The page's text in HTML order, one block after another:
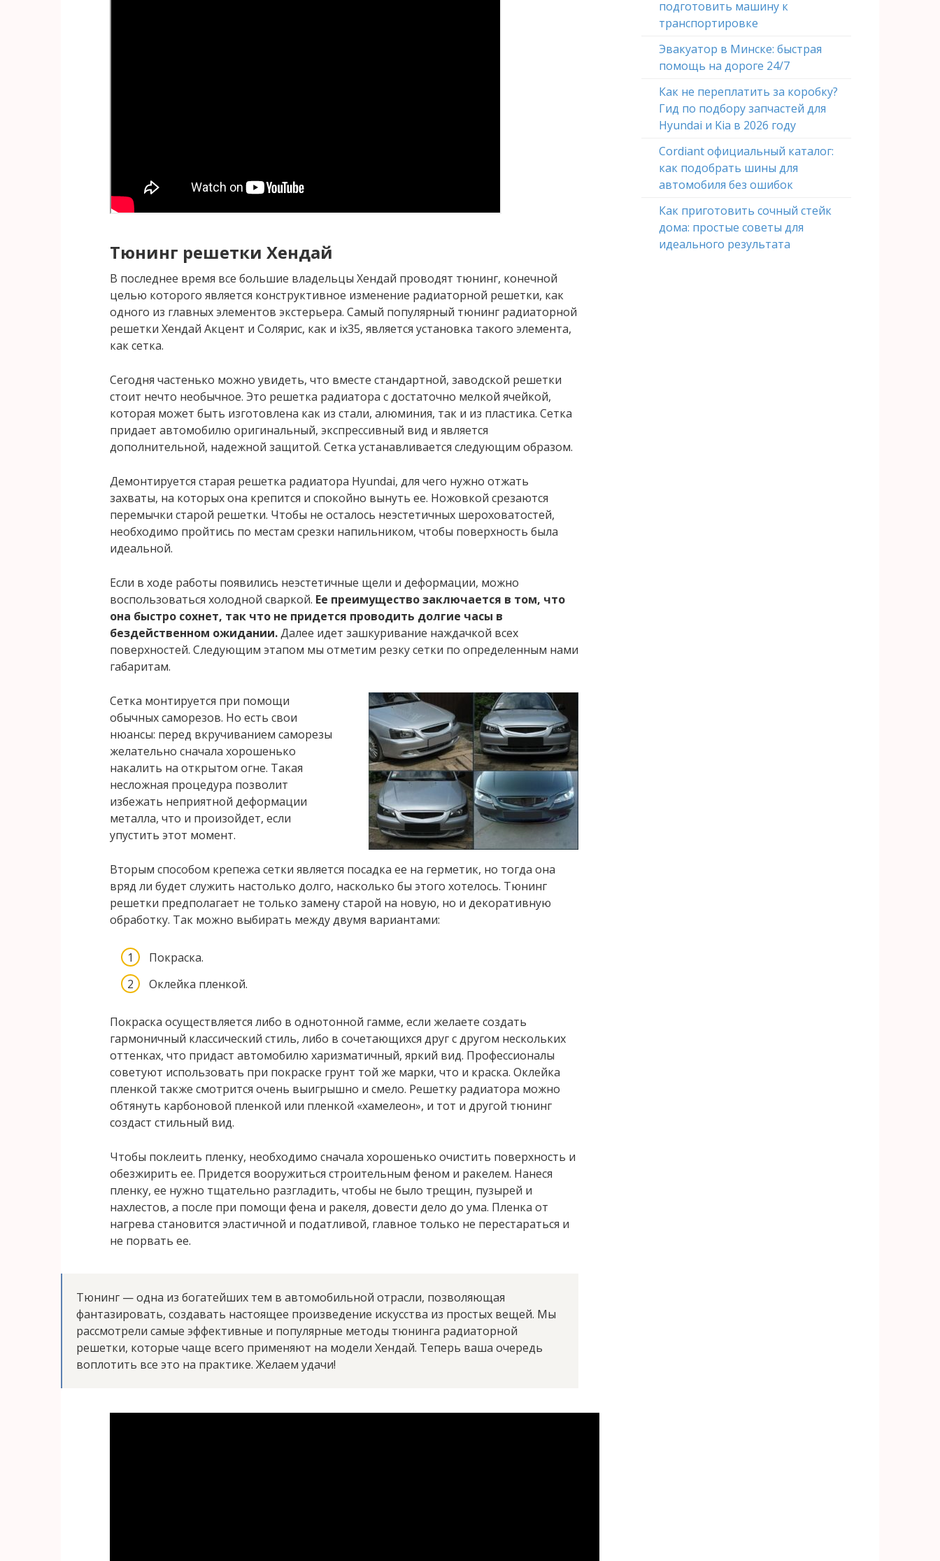
Тюнинг решетки Хендай
В последнее время все большие владельцы Хендай проводят тюнинг, конечной
целью которого является конструктивное изменение радиаторной решетки, как
одного из главных элементов экстерьера. Самый популярный тюнинг радиаторной
решетки Хендай Акцент и Солярис, как и ix35, является установка такого элемента,
как сетка.
Сегодня частенько можно увидеть, что вместе стандартной, заводской решетки
стоит нечто необычное. Это решетка радиатора с достаточно мелкой ячейкой,
которая может быть изготовлена как из стали, алюминия, так и из пластика. Сетка
придает автомобилю оригинальный, экспрессивный вид и является
дополнительной, надежной защитой. Сетка устанавливается следующим образом.
Демонтируется старая решетка радиатора Hyundai, для чего нужно отжать
захваты, на которых она крепится и спокойно вынуть ее. Ножовкой срезаются
перемычки старой решетки. Чтобы не осталось неэстетичных шероховатостей,
необходимо пройтись по местам срезки напильником, чтобы поверхность была
идеальной.
Если в ходе работы появились неэстетичные щели и деформации, можно
воспользоваться холодной сваркой. Ее преимущество заключается в том, что
она быстро сохнет, так что не придется проводить долгие часы в
бездейственном ожидании.Далее идет зашкуривание наждачкой всех
поверхностей. Следующим этапом мы отметим резку сетки по определенным нами
габаритам.
Сетка монтируется при помощи
обычных саморезов. Но есть свои
нюансы: перед вкручиванием саморезы
желательно сначала хорошенько
накалить на открытом огне. Такая
несложная процедура позволит
избежать неприятной деформации
металла, что и произойдет, если
упустить этот момент.
Вторым способом крепежа сетки является посадка ее на герметик, но тогда она
вряд ли будет служить настолько долго, насколько бы этого хотелось. Тюнинг
решетки предполагает не только замену старой на новую, но и декоративную
обработку. Так можно выбирать между двумя вариантами:
Покраска.
Оклейка пленкой.
Покраска осуществляется либо в однотонной гамме, если желаете создать
гармоничный классический стиль, либо в сочетающихся друг с другом нескольких
оттенках, что придаст автомобилю харизматичный, яркий вид. Профессионалы
советуют использовать при покраске грунт той же марки, что и краска. Оклейка
пленкой также смотрится очень выигрышно и смело. Решетку радиатора можно
обтянуть карбоновой пленкой или пленкой «хамелеон», и тот и другой тюнинг
создаст стильный вид.
Чтобы поклеить пленку, необходимо сначала хорошенько очистить поверхность и
обезжирить ее. Придется вооружиться строительным феном и ракелем. Нанеся
пленку, ее нужно тщательно разгладить, чтобы не было трещин, пузырей и
нахлестов, а после при помощи фена и ракеля, довести дело до ума. Пленка от
нагрева становится эластичной и податливой, главное только не перестараться и
не порвать ее.
Тюнинг — одна из богатейших тем в автомобильной отрасли, позволяющая
фантазировать, создавать настоящее произведение искусства из простых вещей. Мы
рассмотрели самые эффективные и популярные методы тюнинга радиаторной
решетки, которые чаще всего применяют на модели Хендай. Теперь ваша очередь
воплотить все это на практике. Желаем удачи!
подготовить машину к
транспортировке
Эвакуатор в Минске: быстрая
помощь на дороге 24/7
Как не переплатить за коробку?
Гид по подбору запчастей для
Hyundai и Kia в 2026 году
Cordiant официальный каталог:
как подобрать шины для
автомобиля без ошибок
Как приготовить сочный стейк
дома: простые советы для
идеального результата